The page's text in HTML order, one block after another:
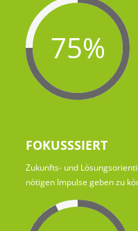
75%
FOKUSSSIERT
Zukunfts- und
nötigen Impulse geben zu